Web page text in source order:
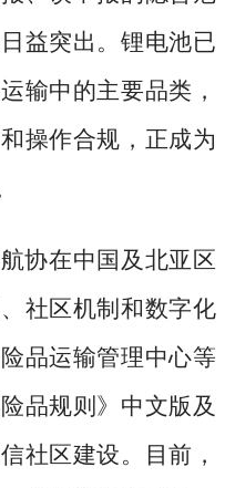
益突出。锂电池已
输中的主要品类，
操作合规，正成为
协在中国及北亚区
社区机制和数字化
品运输管理中心等
品规则》中文版及
社区建设。目前，